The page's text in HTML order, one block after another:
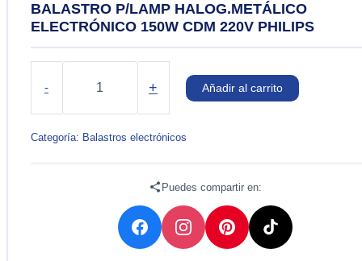
BALASTRO P/LAMP HALOG.METÁLICO
ELECTRÓNICO 150W CDM 220V PHILIPS
-
ELECTRÓNICO
150W
+ Añadir al carrito
Categoría: Balastros electrónicos
Puedes compartir en: